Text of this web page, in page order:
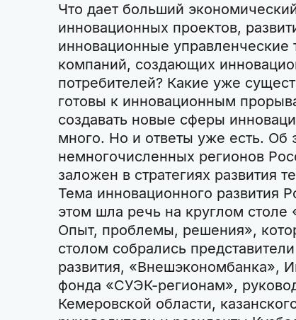
Что дает больший
инновационных проектов,
инновационные управленческие
компаний, создающих
потребителей? Какие уже
готовы к инновационным
создавать новые сферы
много. Но и ответы уже есть. Об
немногочисленных регионов
заложен в стратегиях развития
Тема инновационного развития
этом шла речь на круглом
Опыт, проблемы, решения»,
столом собрались
развития, «Внешэкономбанка»,
фонда «СУЭК-регионам»,
Кемеровской области,